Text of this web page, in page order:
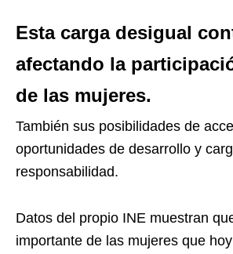
Esta carga desigual
afectando la
de las mujeres.
También sus posibilidades de
oportunidades de desarrollo y
responsabilidad.
Datos del propio INE muestran
importante de las mujeres que